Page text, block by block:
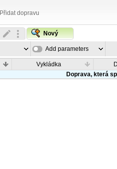
Přidat dopravu
Nový
Add parameters
Vykládka
Doprava, která